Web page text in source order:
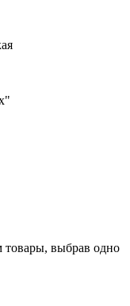
товары, выбрав одно